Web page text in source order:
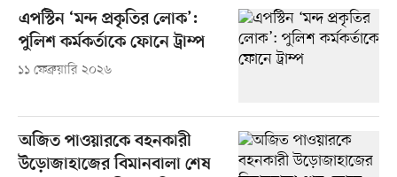
এপস্টিন ‘মন্দ প্রকৃতির লোক’:
পুলিশ কর্মকর্তাকে ফোনে ট্রাম্প
১১ ফেব্রুয়ারি ২০২৬
অজিত পাওয়ারকে বহনকারী
উড়োজাহাজের বিমানবালা শেষ